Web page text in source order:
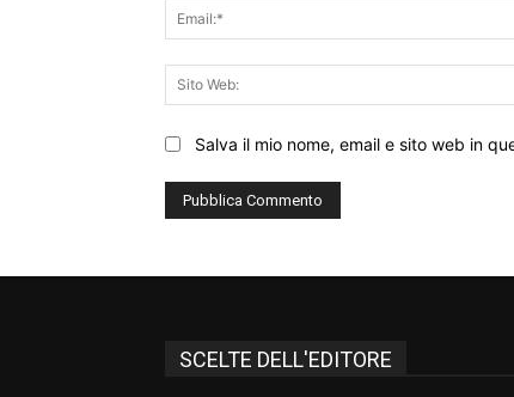
Salva il mio nome, email e sito web in
SCELTE DELL'EDITORE